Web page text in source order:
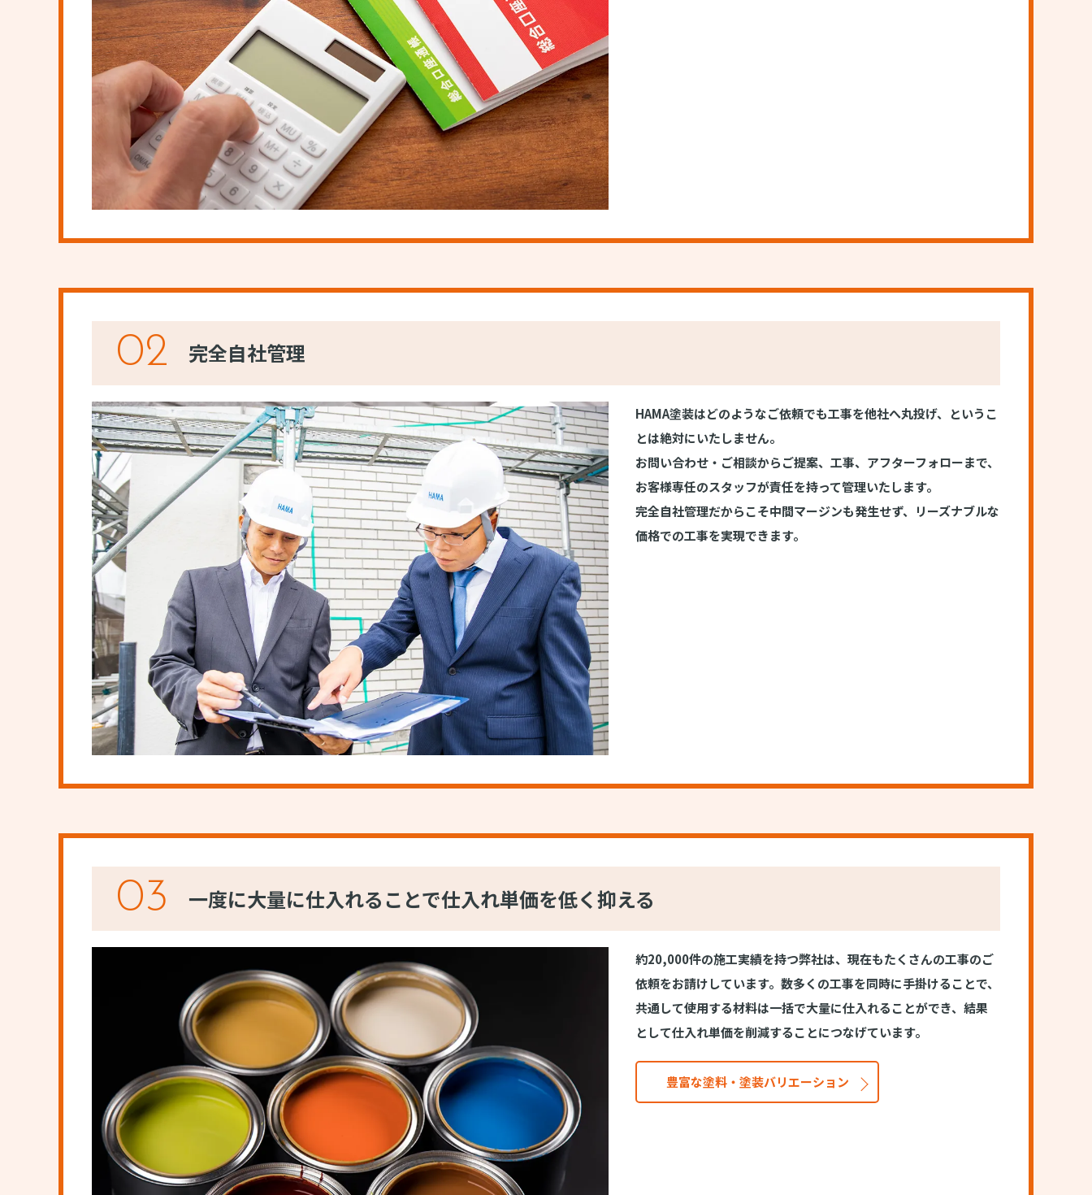
02 完全自社管理
HAMA塗装はどのようなご依頼でも工事を他社へ丸投げ、というこ
とは絶対にいたしません。
お問い合わせ・ご相談からご提案、工事、アフターフォローまで、
お客様専任のスタッフが責任を持って管理いたします。
完全自社管理だからこそ中間マージンも発生せず、リーズナブルな
価格での工事を実現できます。
03 一度に大量に仕入れることで仕入れ単価を低く抑える
約20,000件の施工実績を持つ弊社は、現在もたくさんの工事のご
依頼をお請けしています。数多くの工事を同時に手掛けることで、
共通して使用する材料は一括で大量に仕入れることができ、結果
として仕入れ単価を削減することにつなげています。
豊富な塗料・塗装バリエーション